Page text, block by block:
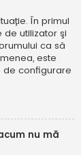
În primul
utilizator şi
ca să
este
de configurare
nu mă